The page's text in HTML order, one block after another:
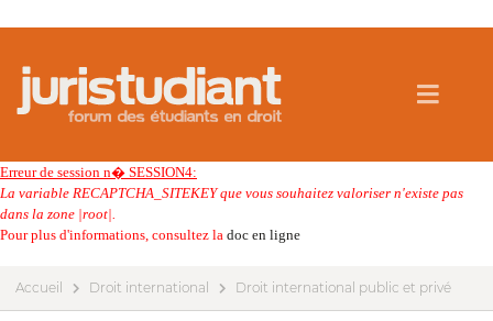
Erreur de session n� SESSION4:
La variable RECAPTCHA_SITEKEY que vous souhaitez valoriser n'existe pas
dans la zone |root|.
Pour plus d'informations, consultez la doc en ligne
Accueil Droit international Droit international public et privé